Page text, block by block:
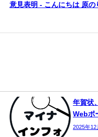
意見表明 - こんにちは 原の
年賀状
Webポ
2025年12